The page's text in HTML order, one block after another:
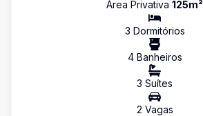
Área Privativa 125m²
3 Dormitórios
4Banheiros
3 Suítes
2 Vagas